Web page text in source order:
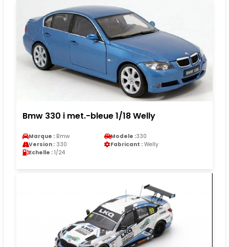
Bmw 330 i met.-bleue 1/18 Welly
Marque : Bmw Modele :330
Version : 330 Fabricant : Welly
Echelle : 1/24